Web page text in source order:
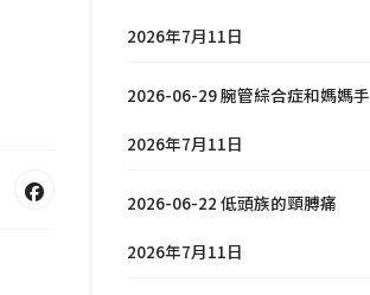
2026年7月11日
2026-06-29 腕管綜合症和媽媽手
2026年7月11日
2026-06-22 低頭族的頸膊痛
2026年7月11日